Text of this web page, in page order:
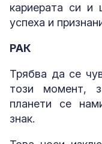
кариерата си и
успеха и
РАК
Трябва да се
този момент,
планети се
знак.